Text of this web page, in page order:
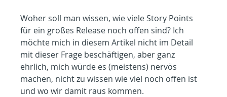
Woher soll man wissen, wie viele Story Points
für ein großes Release noch offen sind? Ich
möchte mich in diesem Artikel nicht im Detail
mit dieser Frage beschäftigen, aber ganz
ehrlich, mich würde es (meistens) nervös
machen, nicht zu wissen wie viel noch offen ist
und wo wir damit raus kommen.